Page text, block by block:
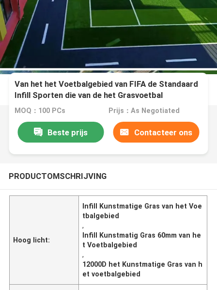
Van het het Voetbalgebied van FIFA de Standaard
Infill Sporten die van de het Grasvoetbal
Kunstmatige 60mm vloeren
MOQ：100 PCs Prijs：As Negotiated
Beste prijs Contacteer ons
PRODUCTOMSCHRIJVING
Hoog licht:
Infill Kunstmatige Gras van het Voe
tbalgebied
,
Infill Kunstmatig Gras 60mm van he
t Voetbalgebied
,
12000D het Kunstmatige Gras van h
et voetbalgebied